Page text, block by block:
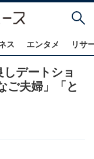
ス エンタメ リサ
デートショ
ご夫婦」「と